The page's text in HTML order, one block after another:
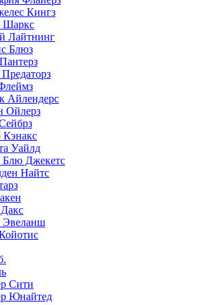
Кингз
Шаркс
Лайтнинг
Блюз
Айлендерс
Ойлерз
Кэнакс
Уайлд
Блю Джекетс
Найтс
Эвеланш
Сити
Юнайтед